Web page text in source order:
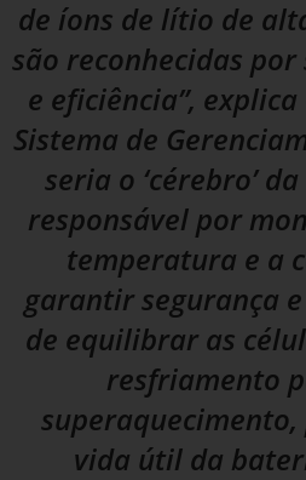
de íons de lítio de
são reconhecidas
e eficiência”, explica
Sistema de
seria o ‘cérebro’
responsável por
temperatura e a
garantir segurança
de equilibrar as
resfriamento
vida útil da